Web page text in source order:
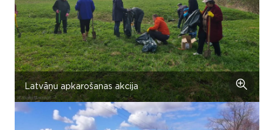
Latvāņu apkarošanas akcija